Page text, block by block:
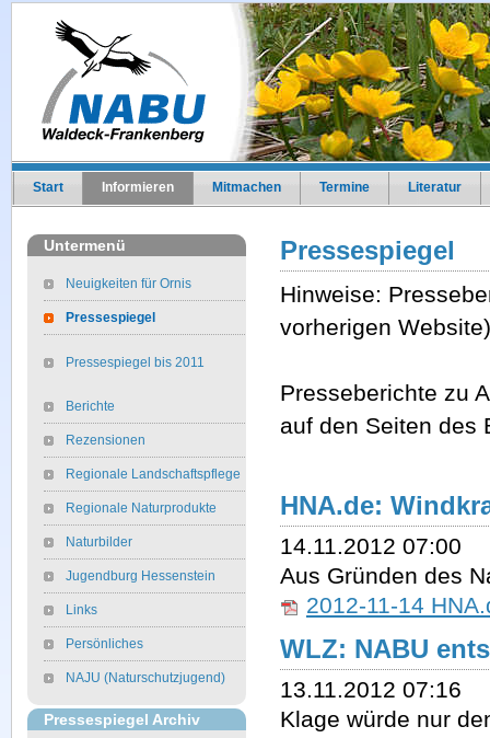
Start Informieren Mitmachen Termine Literatur
Untermenü
Neuigkeiten für Ornis
Pressespiegel
Pressespiegel bis 2011
Berichte
Rezensionen
Regionale Landschaftspflege
Regionale Naturprodukte
Naturbilder
Jugendburg Hessenstein
Links
Persönliches
NAJU (Naturschutzjugend)
Pressespiegel Archiv
Pressespiegel
Hinweise:
vorherigen
Presseberichte zu
auf den Seiten des
HNA.de:
14.11.2012 07:00
Aus Gründen des
2012-11-14
WLZ: NABU
13.11.2012 07:16
Klage würde nur